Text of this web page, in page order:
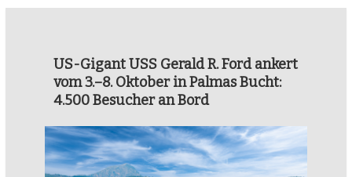
US-Gigant USS Gerald R. Ford ankert
vom 3.–8. Oktober in Palmas Bucht:
4.500 Besucher an Bord